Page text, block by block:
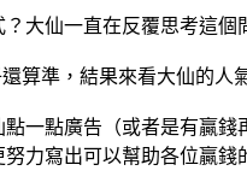
？大仙一直在反覆思考這
算準，結果來看大仙的人
一點廣告（或者是有贏
力寫出可以幫助各位贏錢